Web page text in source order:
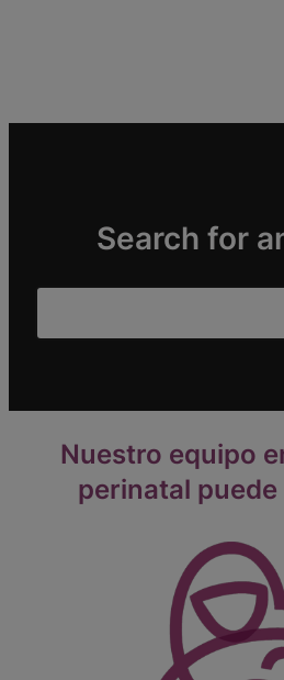
Search for
Nuestro equipo
perinatal